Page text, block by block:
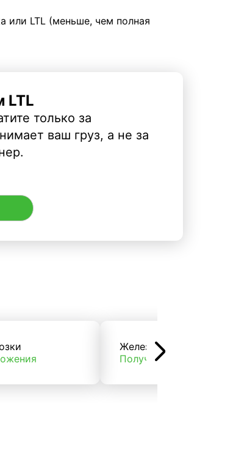
или LTL (меньше, чем полная
LTL
только за
ваш груз, а не за
Железнодорожные
Получить